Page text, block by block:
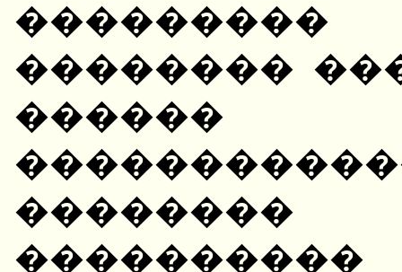
��������
��������